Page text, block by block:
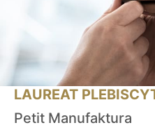
LAUREAT
Petit Manufaktura